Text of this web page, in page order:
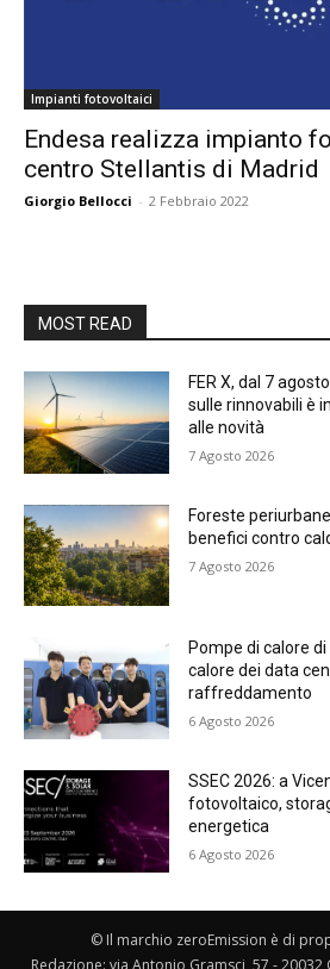
Impianti fotovoltaici
Endesa realizza impianto
centro Stellantis di Madrid
Giorgio Bellocci - 2 Febbraio 2022
MOST READ
FER X, dal 7
sulle rinnovabili è
alle novità
7 Agosto 2026
Foreste
benefici contro
7 Agosto 2026
Pompe di calore
calore dei data
raffreddamento
6 Agosto 2026
SSEC 2026: a
fotovoltaico,
energetica
6 Agosto 2026
© Il marchio zeroEmission è di
Redazione: via Antonio Gramsci, 57 - 20032